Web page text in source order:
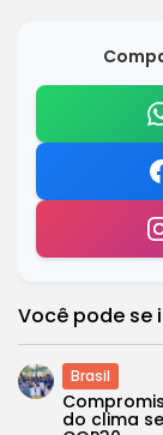
Você pode se
Brasil
do clima